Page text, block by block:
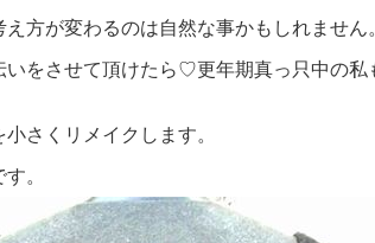
方が変わるのは自然な事かもしれません
いをさせて頂けたら♡更年期真っ只中の
さくリメイクします。
。